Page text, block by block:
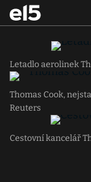
Letadlo aerolinek
Thomas Cook,
Reuters
Cestovní kancelář